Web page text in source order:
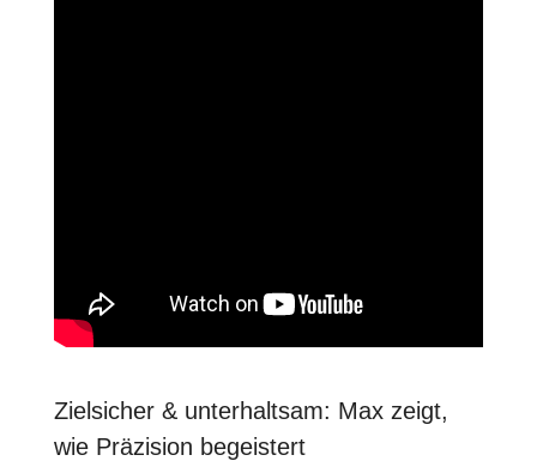
Zielsicher & unterhaltsam: Max zeigt,
wie Präzision begeistert